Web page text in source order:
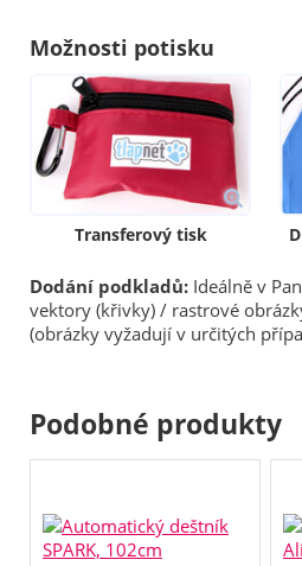
Možnosti potisku
Transferový tisk
Dodání podkladů: Ideálně v
vektory (křivky) / rastrové
(obrázky vyžadují v určitých
Podobné produkty